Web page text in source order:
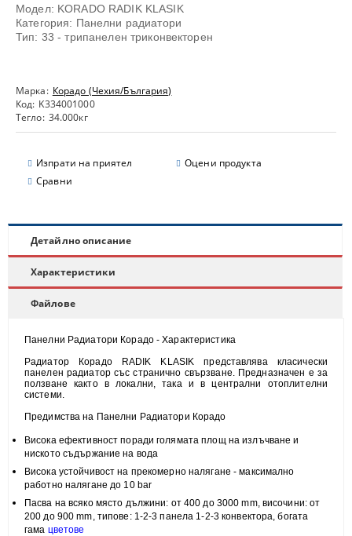
Модел: KORADO RADIK KLASIK
Категория: Панелни радиатори
Тип: 33 - трипанелен триконвекторен
Марка: Корадо (Чехия/България)
Код: K334001000
Тегло: 34.000кг
Изпрати на приятел
Оцени продукта
Сравни
Детайлно описание
Характеристики
Файлове
Панелни Радиатори Корадо - Характеристика
Радиатор Корадо RADIK KLASIK представлява класически
панелен радиатор със странично свързване. Предназначен е за
ползване както в локални, така и в централни отоплителни
системи.
Предимства на Панелни Радиатори Корадо
Висока ефективност поради голямата площ на излъчване и
ниското съдържание на вода
Висока устойчивост на прекомерно налягане - максимално
работно налягане до 10 bar
Пасва на всяко място дължини: от 400 до 3000 mm, височини:от
200 до 900 mm, типове:1-2-3 панела 1-2-3 конвектора, богата
гама цветове